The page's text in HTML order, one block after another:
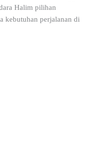
Halim pilihan
kebutuhan perjalanan di